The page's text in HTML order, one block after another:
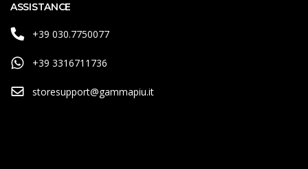
ASSISTANCE
+39 030.7750077
+39 3316711736
storesupport@gammapiu.it